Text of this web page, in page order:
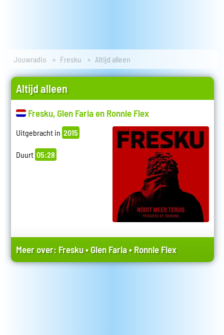
Jouwradio Fresku Altijd alleen
Altijd alleen
Fresku, Glen Faria en Ronnie Flex
Uitgebracht in 2015
Duurt 05:28
Meer over: Fresku•Glen Faria•Ronnie Flex